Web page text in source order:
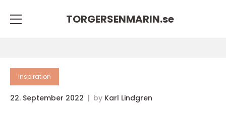
TORGERSENMARIN.se
inspiration
22. September 2022 by Karl Lindgren